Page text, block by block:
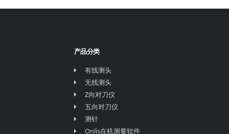
产品分类
有线测头
无线测头
Z向对刀仪
五向对刀仪
测针
Onlis在机测量软件